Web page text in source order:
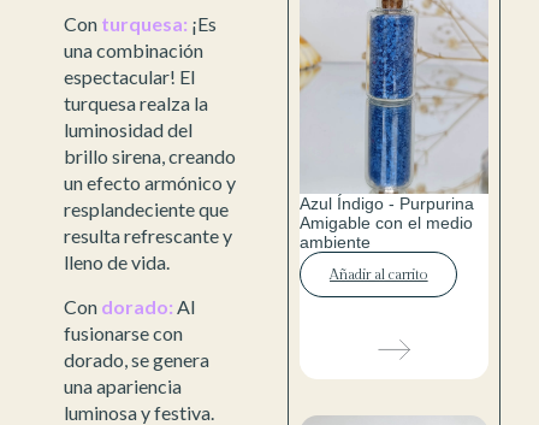
Con turquesa: ¡Es
una combinación
espectacular! El
turquesa realza la
luminosidad del
brillo sirena, creando
un efecto armónico y
resplandeciente que
resulta refrescante y
lleno de vida.
Con dorado: Al
fusionarse con
dorado, se genera
una apariencia
luminosa y festiva.
Azul Índigo - Purpurina
Amigable con el medio
ambiente
Añadir al carrito